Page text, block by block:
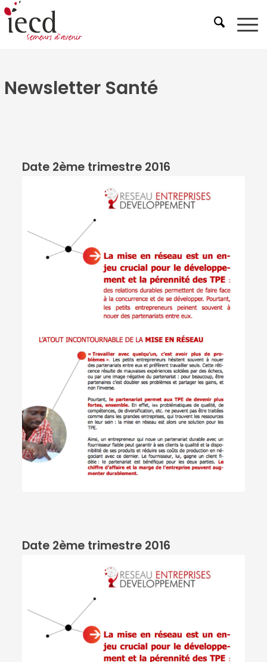
Newsletter Santé
Date 2ème trimestre 2016
Date 2ème trimestre 2016